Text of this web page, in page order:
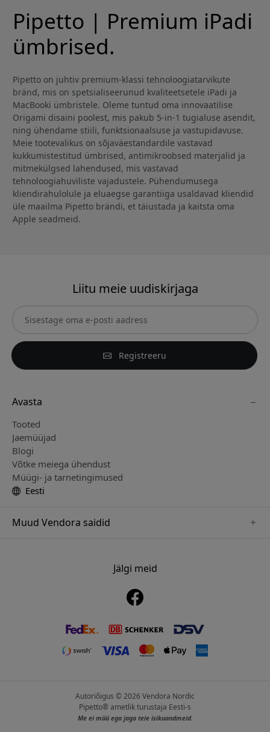
Pipetto | Premium iPadi
ümbrised.
Pipetto on juhtiv premium-klassi tehnoloogiatarvikute
bränd, mis on spetsialiseerunud kvaliteetsetele iPadi ja
MacBooki ümbristele. Oleme tuntud oma innovaatilise
Origami disaini poolest, mis pakub 5-in-1 tugialuse asendit,
ning ühendame stiili, funktsionaalsuse ja vastupidavuse.
Meie tootevalikus on sõjaväestandardile vastavad
kukkumistestitud ümbrised, antimikroobsed materjalid ja
mitmekülgsed lahendused, mis vastavad
tehnoloogiahuviliste vajadustele. Pühendumusega
kliendirahulolule ja eluaegse garantiiga usaldavad kliendid
üle maailma Pipetto brändi, et täiustada ja kaitsta oma
Apple seadmeid.
Liitu meie uudiskirjaga
Registreeru
Avasta
Tooted
Jaemüüjad
Blogi
Võtke meiega ühendust
Müügi- ja tarnetingimused
Eesti
Muud Vendora saidid
www.myfirst.se
Jälgi meid
Autoriõigus © 2026 Vendora Nordic
Pipetto® ametlik turustaja Eesti-s
Me ei müü ega jaga teie isikuandmeid.